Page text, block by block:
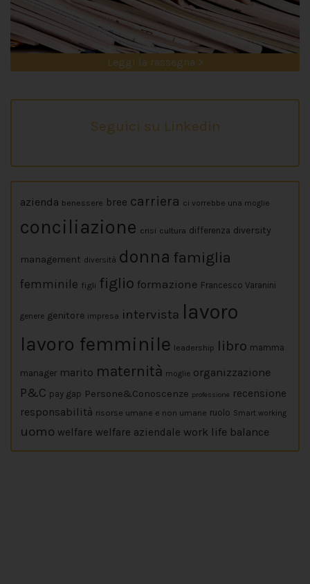
Leggi la rassegna >
Seguici su Linkedin
azienda benessere bree carriera ci vorrebbe una moglie
conciliazione crisi cultura differenza diversity
management diversità donna famiglia
femminile figli figlio formazione Francesco Varanini
genere genitore impresa intervista lavoro
lavoro femminile leadership libro mamma
manager marito maternità moglie organizzazione
P&C pay gap Persone&Conoscenze professione recensione
responsabilità risorse umane e non umane ruolo Smart working
uomo welfare welfare aziendale work life balance